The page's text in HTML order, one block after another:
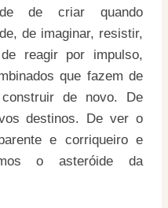
de criar quando
de imaginar, resistir,
reagir por impulso,
que fazem de
de novo. De
destinos. De ver o
e corriqueiro e
o asteróide da